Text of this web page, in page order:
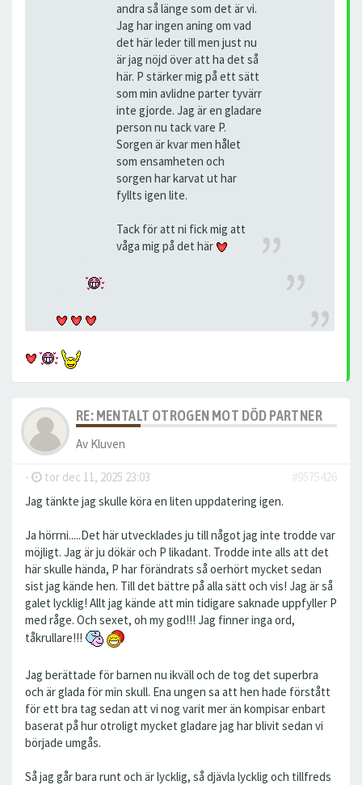
andra så länge som det är vi.
Jag har ingen aning om vad
det här leder till men just nu
är jag nöjd över att ha det så
här. P stärker mig på ett sätt
som min avlidne parter tyvärr
inte gjorde. Jag är en gladare
person nu tack vare P.
Sorgen är kvar men hålet
som ensamheten och
sorgen har karvat ut har
fyllts igen lite.
Tack för att ni fick mig att
våga mig på det här
RE: MENTALT OTROGEN MOT DÖD PARTNER
Av Kluven
- tor dec 11, 2025 23:03
#9575426
Jag tänkte jag skulle köra en liten uppdatering igen.
Ja hörrni.....Det här utvecklades ju till något jag inte trodde var
möjligt. Jag är ju dökär och P likadant. Trodde inte alls att det
här skulle hända, P har förändrats så oerhört mycket sedan
sist jag kände hen. Till det bättre på alla sätt och vis! Jag är så
galet lycklig! Allt jag kände att min tidigare saknade uppfyller P
med råge. Och sexet, oh my god!!! Jag finner inga ord,
tåkrullare!!!
Jag berättade för barnen nu ikväll och de tog det superbra
och är glada för min skull. Ena ungen sa att hen hade förstått
för ett bra tag sedan att vi nog varit mer än kompisar enbart
baserat på hur otroligt mycket gladare jag har blivit sedan vi
började umgås.
Så jag går bara runt och är lycklig, så djävla lycklig och tillfreds